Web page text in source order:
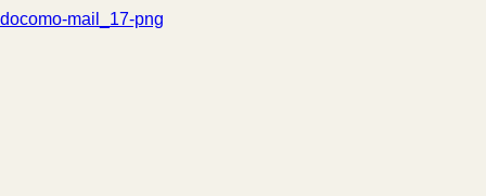
docomo-mail_17-png